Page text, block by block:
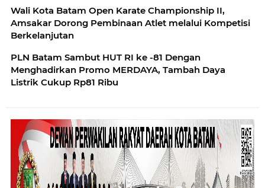
Wali Kota Batam Open Karate Championship II,
Amsakar Dorong Pembinaan Atlet melalui Kompetisi
Berkelanjutan
PLN Batam Sambut HUT RI ke -81 Dengan
Menghadirkan Promo MERDAYA, Tambah Daya
Listrik Cukup Rp81 Ribu